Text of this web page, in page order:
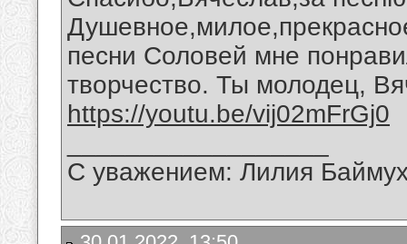
песни Соловей мне
творчество. Ты молодец,
https://youtu.be/vij02mFrGj0
С уважением: Лилия